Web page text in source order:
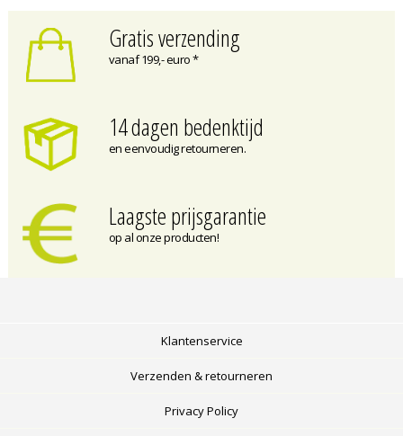
Gratis verzending
vanaf 199,- euro *
14 dagen bedenktijd
en eenvoudig retourneren.
Laagste prijsgarantie
op al onze producten!
Klantenservice
Verzenden & retourneren
Privacy Policy